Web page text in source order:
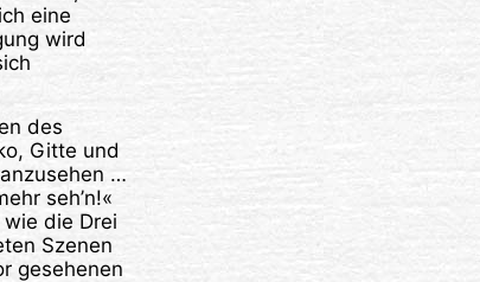
eine
wird
des
Gitte und
…
seh’n!«
die Drei
Szenen
gesehenen